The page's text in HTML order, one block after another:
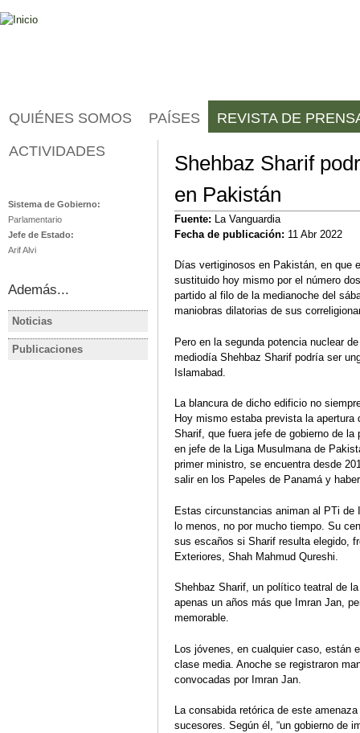
Shehbaz Sharif
en Pakistán
Fuente:
La Vanguardia
Fecha de publicación: 11 Abr 2022
Días vertiginosos en Pakistán, en que
sustituido hoy mismo por el número
partido al filo de la medianoche del
maniobras dilatorias de sus
Pero en la segunda potencia nuclear
mediodía Shehbaz Sharif podría ser
Islamabad.
La blancura de dicho edificio no
Hoy mismo estaba prevista la
Sharif, que fuera jefe de gobierno de
en jefe de la Liga Musulmana de
primer ministro, se encuentra desde
salir en los Papeles de Panamá y
Estas circunstancias animan al PTi de
lo menos, no por mucho tiempo. Su
sus escaños si Sharif resulta elegido,
Exteriores, Shah Mahmud Qureshi.
Shehbaz Sharif, un político teatral de
apenas un años más que Imran Jan,
memorable.
Los jóvenes, en cualquier caso,
clase media. Anoche se registraron
convocadas por Imran Jan.
La consabida retórica de este
sucesores. Según él, “un gobierno de
QUIÉNES SOMOS PAÍSES REVISTA DE
ACTIVIDADES
Sistema de Gobierno:
Parlamentario
Jefe de Estado:
Arif Alvi
Además...
Noticias
Pakistán nombra nuevo primer
ministro interino hasta
elecciones
Imran
victoria
Publicaciones
PAKISTÁN
PAKISTAN Imran Khan pierde
de censura en la historia de
Pakistán
Ana Ballesteros
Análisis eventual
PAKISTÁN
de julio de
Ana
Ficha